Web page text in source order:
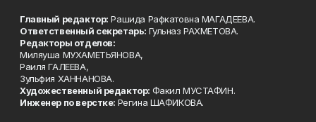
Главный редактор: Рашида Рафкатовна МАГАДЕЕВА.
Ответственный секретарь: Гульназ РАХМЕТОВА.
Редакторы отделов:
Миляуша МУХАМЕТЬЯНОВА,
Раиля ГАЛЕЕВА,
Зульфия ХАННАНОВА.
Художественный редактор: Факил МУСТАФИН.
Инженер по верстке: Регина ШАФИКОВА.